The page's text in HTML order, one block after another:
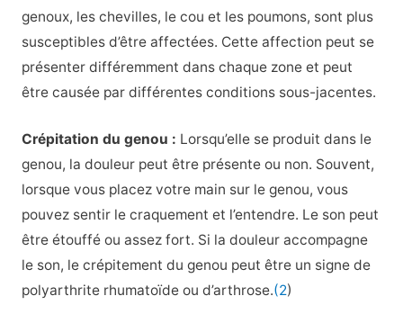
genoux, les chevilles, le cou et les poumons, sont plus
susceptibles d’être affectées. Cette affection peut se
présenter différemment dans chaque zone et peut
être causée par différentes conditions sous-jacentes.
Crépitation du genou : Lorsqu’elle se produit dans le
genou, la douleur peut être présente ou non. Souvent,
lorsque vous placez votre main sur le genou, vous
pouvez sentir le craquement et l’entendre. Le son peut
être étouffé ou assez fort. Si la douleur accompagne
le son, le crépitement du genou peut être un signe de
polyarthrite rhumatoïde ou d’arthrose.(2)